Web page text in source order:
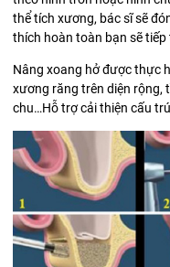
thể tích xương, bác sĩ sẽ
thích hoàn toàn bạn sẽ
Nâng xoang hở được thực
xương răng trên diện rộng,
chu…Hỗ trợ cải thiện cấu